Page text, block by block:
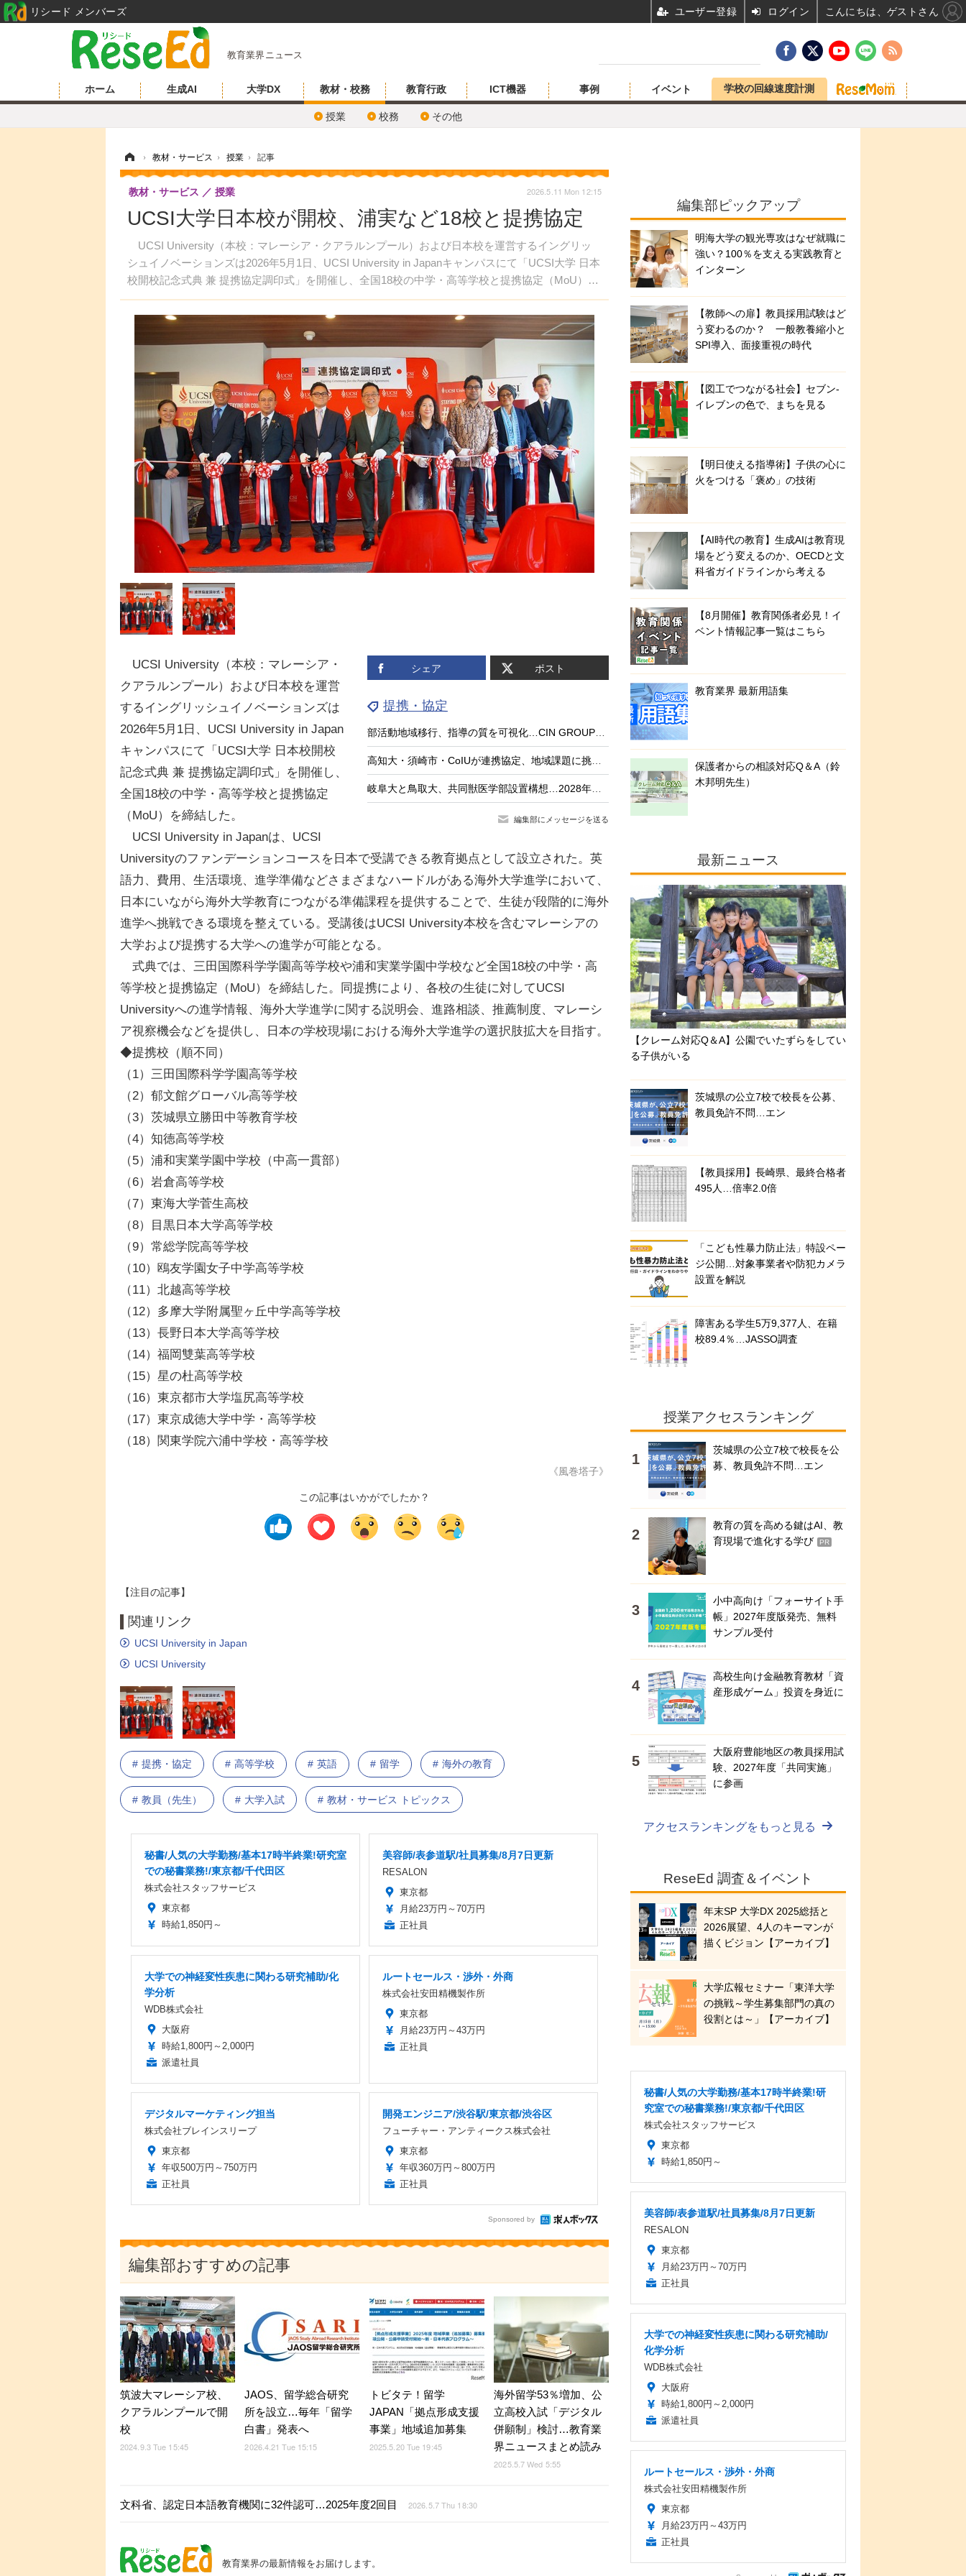
教育業界ニュース
ホーム 生成AI 大学DX 教材・校務
授業 校務 その他
教育行政 ICT機器 事例 イベント 学校の回線速度計測
› 教材・サービス › 授業 › 記事
UCSI大学日本校が開校、浦実など18校と提携協定
UCSI University（本校：マレーシア・クアラルンプール）および日本校を運営するイングリッ
シュイノベーションズは2026年5月1日、UCSI University in Japanキャンパスにて「UCSI大学 日本
校開校記念式典 兼 提携協定調印式」を開催し、全国18校の中学・高等学校と提携協定（MoU）を
締結した。
教材・サービス 授業 2026.5.11 Mon 12:15
シェア ポスト
提携・協定
部活動地域移行、指導の質を可視化…CIN GROUPとFCEが業務提携
高知大・須崎市・CoIUが連携協定、地域課題に挑む「共創型人材」育成へ
岐阜大と鳥取大、共同獣医学部設置構想…2028年度の設置へ
編集部にメッセージを送る
UCSI University（本校：マレーシア・
クアラルンプール）および日本校を運営
するイングリッシュイノベーションズは
2026年5月1日、UCSI University in Japan
キャンパスにて「UCSI大学 日本校開校
記念式典 兼 提携協定調印式」を開催し、
全国18校の中学・高等学校と提携協定
（MoU）を締結した。
UCSI University in Japanは、UCSI
Universityのファンデーションコースを日本で受講できる教育拠点として設立された。英
語力、費用、生活環境、進学準備などさまざまなハードルがある海外大学進学において、
日本にいながら海外大学教育につながる準備課程を提供することで、生徒が段階的に海外
進学へ挑戦できる環境を整えている。受講後はUCSI University本校を含むマレーシアの
大学および提携する大学への進学が可能となる。
式典では、三田国際科学学園高等学校や浦和実業学園中学校など全国18校の中学・高
等学校と提携協定（MoU）を締結した。同提携により、各校の生徒に対してUCSI
Universityへの進学情報、海外大学進学に関する説明会、進路相談、推薦制度、マレーシ
ア視察機会などを提供し、日本の学校現場における海外大学進学の選択肢拡大を目指す。
◆提携校（順不同）
（1）三田国際科学学園高等学校
（2）郁文館グローバル高等学校
（3）茨城県立勝田中等教育学校
（4）知徳高等学校
（5）浦和実業学園中学校（中高一貫部）
（6）岩倉高等学校
（7）東海大学菅生高校
（8）目黒日本大学高等学校
（9）常総学院高等学校
（10）鴎友学園女子中学高等学校
（11）北越高等学校
（12）多摩大学附属聖ヶ丘中学高等学校
（13）長野日本大学高等学校
（14）福岡雙葉高等学校
（15）星の杜高等学校
（16）東京都市大学塩尻高等学校
（17）東京成徳大学中学・高等学校
（18）関東学院六浦中学校・高等学校
《風巻塔子》
この記事はいかがでしたか？
【注目の記事】
関連リンク
UCSI University in Japan
UCSI University
提携・協定 高等学校 英語 留学 海外の教育
教員（先生） 大学入試 教材・サービス トピックス
秘書/人気の大学勤務/基本17時半終業!研究室
での秘書業務!/東京都/千代田区
株式会社スタッフサービス
東京都
時給1,850円～
美容師/表参道駅/社員募集/8月7日更新
RESALON
東京都
月給23万円～70万円
正社員
大学での神経変性疾患に関わる研究補助/化
学分析
WDB株式会社
大阪府
時給1,800円～2,000円
派遣社員
ルートセールス・渉外・外商
株式会社安田精機製作所
東京都
月給23万円～43万円
正社員
デジタルマーケティング担当
株式会社ブレインスリープ
東京都
年収500万円～750万円
正社員
開発エンジニア/渋谷駅/東京都/渋谷区
フューチャー・アンティークス株式会社
東京都
年収360万円～800万円
正社員
Sponsored by
編集部おすすめの記事
筑波大マレーシア校、
クアラルンプールで開
校
2024.9.3 Tue 15:45
JAOS、留学総合研究
所を設立…毎年「留学
白書」発表へ
2026.4.21 Tue 15:15
トビタテ！留学
JAPAN「拠点形成支援
事業」地域追加募集
2025.5.20 Tue 19:45
海外留学53％増加、公
立高校入試「デジタル
併願制」検討…教育業
界ニュースまとめ読み
2025.5.7 Wed 5:55
文科省、認定日本語教育機関に32件認可…2025年度2回目 2026.5.7 Thu 18:30
教育業界の最新情報をお届けします。
編集部ピックアップ
明海大学の観光専攻はなぜ就職に
強い？100％を支える実践教育と
インターン
【教師への扉】教員採用試験はど
う変わるのか？ 一般教養縮小と
SPI導入、面接重視の時代
【図工でつながる社会】セブン‐
イレブンの色で、まちを見る
【明日使える指導術】子供の心に
火をつける「褒め」の技術
【AI時代の教育】生成AIは教育現
場をどう変えるのか、OECDと文
科省ガイドラインから考える
【8月開催】教育関係者必見！イ
ベント情報記事一覧はこちら
教育業界 最新用語集
保護者からの相談対応Q＆A（鈴
木邦明先生）
最新ニュース
【クレーム対応Q＆A】公園でいたずらをしてい
る子供がいる
茨城県の公立7校で校長を公募、
教員免許不問…エン
【教員採用】長崎県、最終合格者
495人…倍率2.0倍
「こども性暴力防止法」特設ペー
ジ公開…対象事業者や防犯カメラ
設置を解説
障害ある学生5万9,377人、在籍
校89.4％…JASSO調査
授業アクセスランキング
茨城県の公立7校で校長を公
募、教員免許不問…エン
教育の質を高める鍵はAI、教
育現場で進化する学び
PR
小中高向け「フォーサイト手
帳」2027年度版発売、無料
サンプル受付
高校生向け金融教育教材「資
産形成ゲーム」投資を身近に
大阪府豊能地区の教員採用試
験、2027年度「共同実施」
に参画
アクセスランキングをもっと見る
ReseEd 調査＆イベント
年末SP 大学DX 2025総括と
2026展望、4人のキーマンが
描くビジョン【アーカイブ】
大学広報セミナー「東洋大学
の挑戦～学生募集部門の真の
役割とは～」【アーカイブ】
秘書/人気の大学勤務/基本17時半終業!研
究室での秘書業務!/東京都/千代田区
株式会社スタッフサービス
東京都
時給1,850円～
美容師/表参道駅/社員募集/8月7日更新
RESALON
東京都
月給23万円～70万円
正社員
大学での神経変性疾患に関わる研究補助/
化学分析
WDB株式会社
大阪府
時給1,800円～2,000円
派遣社員
ルートセールス・渉外・外商
株式会社安田精機製作所
東京都
月給23万円～43万円
正社員
リシード メンバーズ ユーザー登録 ログイン こんにちは、ゲストさん